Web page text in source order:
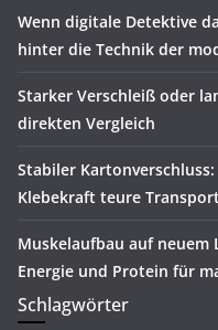
Wenn digitale Detektive
hinter die Technik der
Starker Verschleiß oder
direkten Vergleich
Stabiler
Klebekraft teure
Muskelaufbau auf neuem
Energie und Protein für
Schlagwörter